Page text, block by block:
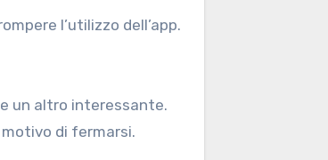
l’utilizzo dell’app.
un altro interessante.
di fermarsi.